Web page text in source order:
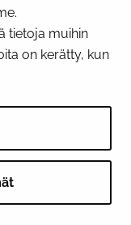
tietoja muihin
on kerätty, kun